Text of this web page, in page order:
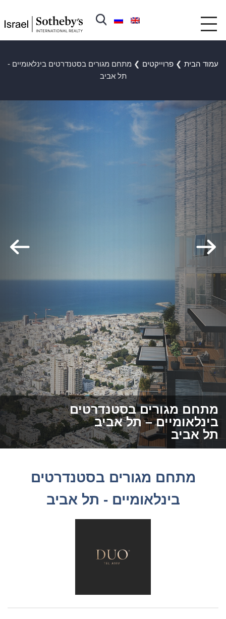
עמוד הבית ❯ פרוייקטים ❯ מתחם מגורים בסטנדרטים בינלאומיים -
תל אביב
מתחם מגורים בסטנדרטים
בינלאומיים – תל אביב
תל אביב
מתחם מגורים בסטנדרטים
בינלאומיים - תל אביב